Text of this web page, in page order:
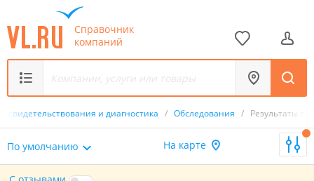
Справочник
компаний
и диагностика / Обследования / Результаты
По умолчанию На карте